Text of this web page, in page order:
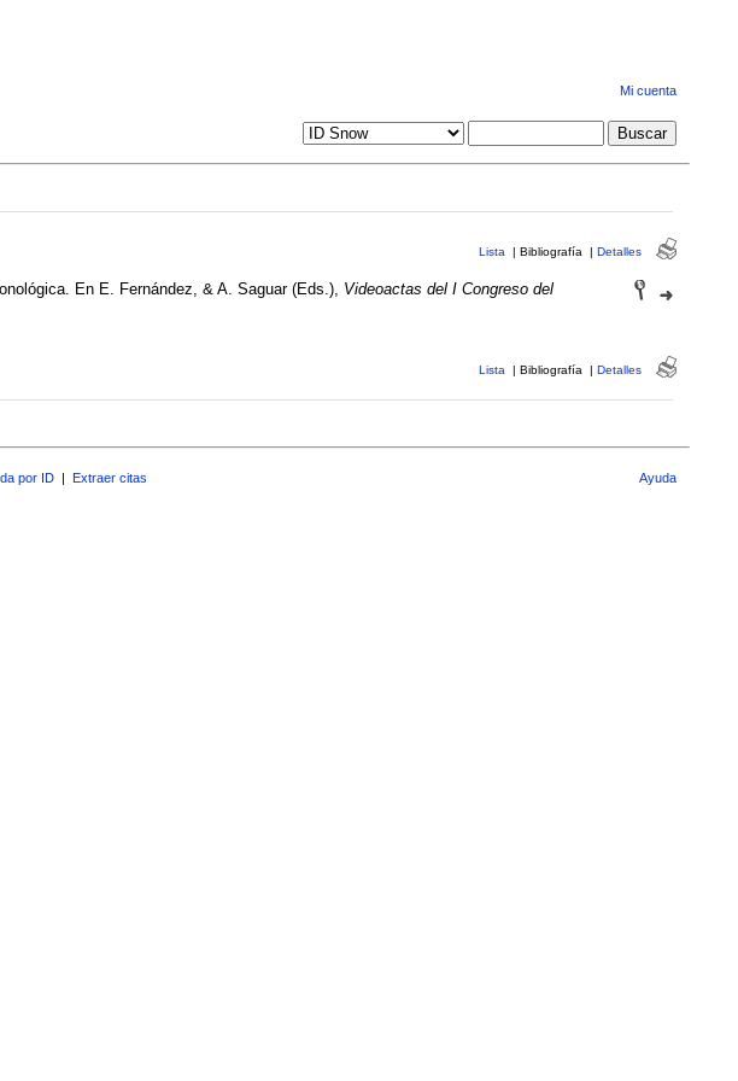
Mi cuenta
Lista | Bibliografía | Detalles
En E. Fernández, & A. Saguar (Eds.), Videoactas del I Congreso del
Lista | Bibliografía | Detalles
por ID | Extraer citas Ayuda